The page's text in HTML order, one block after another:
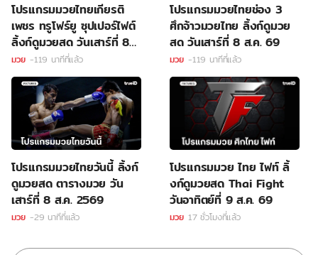
โปรแกรมมวยไทยเกียรติ
เพชร ทรูโฟร์ยู ซุปเปอร์ไฟต์
ลิ้งก์ดูมวยสด วันเสาร์ที่ 8
ส.ค. 69
มวย -119 นาทีที่แล้ว
โปรแกรมมวยไทยช่อง 3
ศึกจ้าวมวยไทย ลิ้งก์ดูมวย
สด วันเสาร์ที่ 8 ส.ค. 69
มวย -119 นาทีที่แล้ว
โปรแกรมมวยไทยวันนี้ ลิ้งก์
ดูมวยสด ตารางมวย วัน
เสาร์ที่ 8 ส.ค. 2569
มวย -29 นาทีที่แล้ว
โปรแกรมมวย ไทย ไฟท์ ลิ้
งก์ดูมวยสด Thai Fight
วันอาทิตย์ที่ 9 ส.ค. 69
มวย 17 ชั่วโมงที่แล้ว